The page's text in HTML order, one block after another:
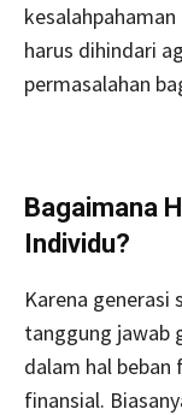
harus dihindari
permasalahan
Bagaimana
Individu?
Karena generasi
tanggung jawab
dalam hal
finansial.